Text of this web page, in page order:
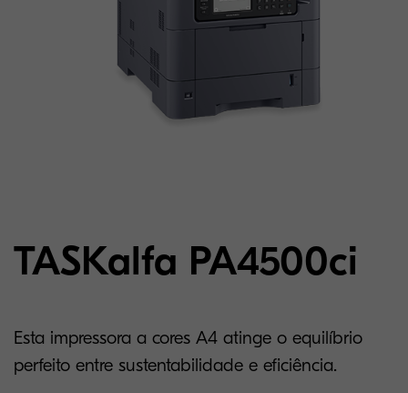
TASKalfa PA4500ci
Esta impressora a cores A4 atinge o equilíbrio
perfeito entre sustentabilidade e eficiência.